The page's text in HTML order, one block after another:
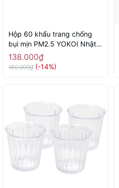
Hộp 60 khẩu trang chống
bụi mịn PM2.5 YOKOI Nhật
Bản - Hàng Nhật nội địa
138.000₫
160.000₫ (-14%)